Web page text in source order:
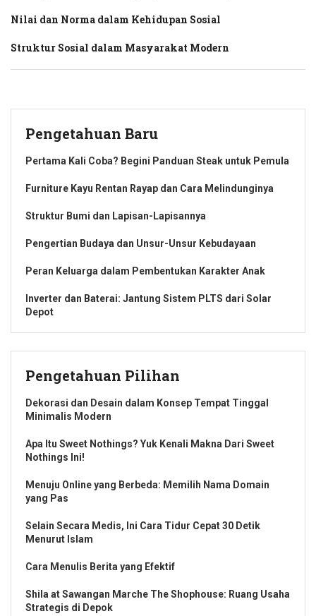
Nilai dan Norma dalam Kehidupan Sosial
Struktur Sosial dalam Masyarakat Modern
Pengetahuan Baru
Pertama Kali Coba? Begini Panduan Steak untuk Pemula
Furniture Kayu Rentan Rayap dan Cara Melindunginya
Struktur Bumi dan Lapisan-Lapisannya
Pengertian Budaya dan Unsur-Unsur Kebudayaan
Peran Keluarga dalam Pembentukan Karakter Anak
Inverter dan Baterai: Jantung Sistem PLTS dari Solar
Depot
Pengetahuan Pilihan
Dekorasi dan Desain dalam Konsep Tempat Tinggal
Minimalis Modern
Apa Itu Sweet Nothings? Yuk Kenali Makna Dari Sweet
Nothings Ini!
Menuju Online yang Berbeda: Memilih Nama Domain
yang Pas
Selain Secara Medis, Ini Cara Tidur Cepat 30 Detik
Menurut Islam
Cara Menulis Berita yang Efektif
Shila at Sawangan Marche The Shophouse: Ruang Usaha
Strategis di Depok